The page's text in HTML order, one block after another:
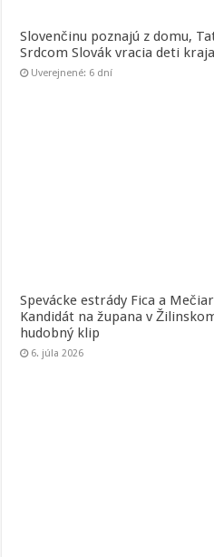
Slovenčinu poznajú z domu,
Srdcom Slovák vracia deti
Uverejnené: 6 dní
Spevácke estrády Fica a
Kandidát na župana v
hudobný klip
6. júla 2026